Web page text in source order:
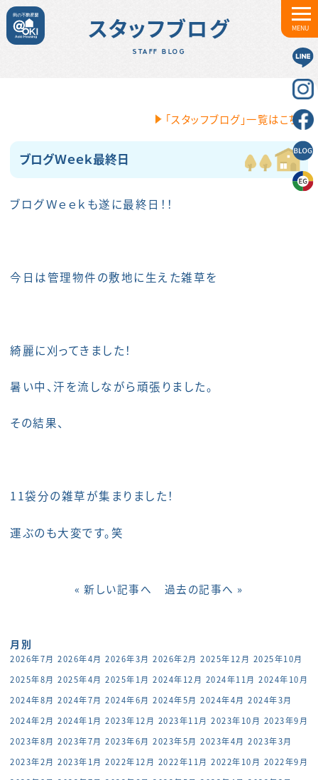
MENU
スタッフブログ
STAFF BLOG
「スタッフブログ」一覧はこちら
ブログＷｅｅｋ最終日
ブログＷｅｅｋも遂に最終日！！
今日は管理物件の敷地に生えた雑草を
綺麗に刈ってきました！
暑い中、汗を流しながら頑張りました。
その結果、
11袋分の雑草が集まりました！
運ぶのも大変です。笑
« 新しい記事へ 過去の記事へ »
月別
2026年7月 2026年4月 2026年3月 2026年2月 2025年12月 2025年10月
2025年8月 2025年4月 2025年1月 2024年12月 2024年11月 2024年10月
2024年8月 2024年7月 2024年6月 2024年5月 2024年4月 2024年3月
2024年2月 2024年1月 2023年12月 2023年11月 2023年10月 2023年9月
2023年8月 2023年7月 2023年6月 2023年5月 2023年4月 2023年3月
2023年2月 2023年1月 2022年12月 2022年11月 2022年10月 2022年9月